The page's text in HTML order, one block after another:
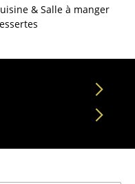
& Salle à manger